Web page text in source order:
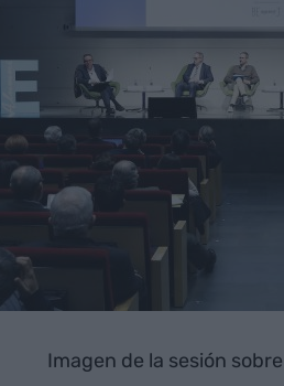
Imagen de la sesión